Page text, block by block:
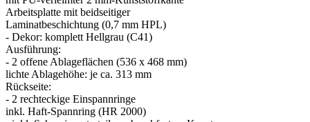
Arbeitsplatte mit beidseitiger
Laminatbeschichtung (0,7 mm HPL)
- Dekor: komplett Hellgrau (C41)
Ausführung:
- 2 offene Ablageflächen (536 x 468 mm)
lichte Ablagehöhe: je ca. 313 mm
Rückseite:
- 2 rechteckige Einspannringe
inkl. Haft-Spannring (HR 2000)